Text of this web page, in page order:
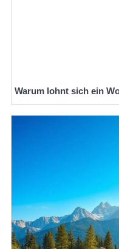
Warum lohnt sich ein